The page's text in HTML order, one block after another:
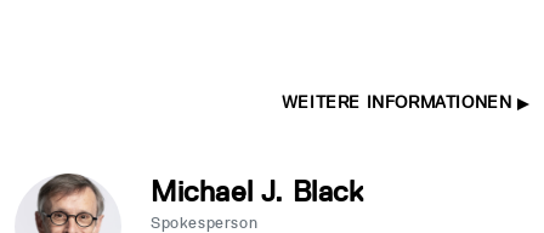
WEITERE INFORMATIONEN
Michael J. Black
Spokesperson